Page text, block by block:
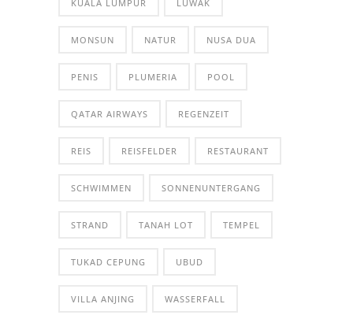
KUALA LUMPUR LUWAK
MONSUN NATUR NUSA DUA
PENIS PLUMERIA POOL
QATAR AIRWAYS REGENZEIT
REIS REISFELDER RESTAURANT
SCHWIMMEN SONNENUNTERGANG
STRAND TANAH LOT TEMPEL
TUKAD CEPUNG UBUD
VILLA ANJING WASSERFALL